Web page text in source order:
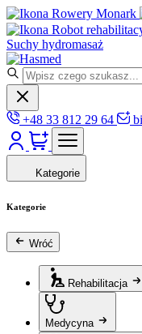
Rowery Monark
Robot
Suchy hydromasaż
+48 33 812 29 64
Kategorie
Kategorie
Wróć
Rehabilitacja
Medycyna